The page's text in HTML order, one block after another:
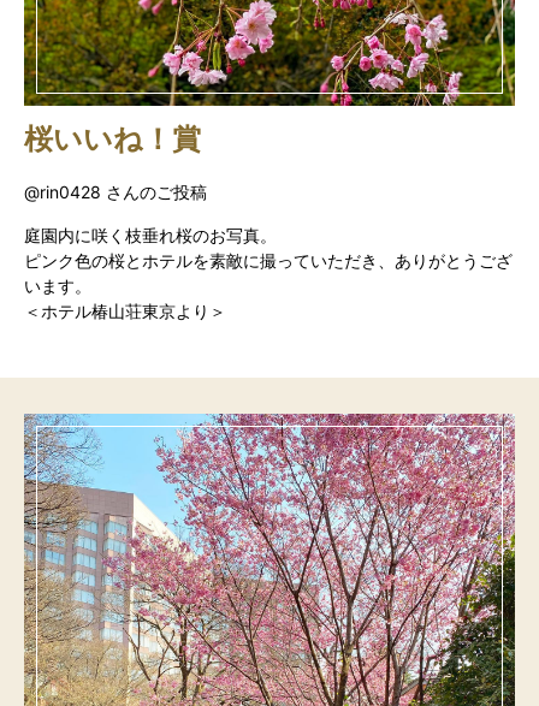
桜いいね！賞
@rin0428 さんのご投稿
庭園内に咲く枝垂れ桜のお写真。
ピンク色の桜とホテルを素敵に撮っていただき、ありがとうござ
います。
＜ホテル椿山荘東京より＞